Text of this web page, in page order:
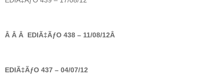
Â Â Â EDIÃ‡ÃƒO 438 – 11/08/12Â
EDIÃ‡ÃƒO 437 – 04/07/12